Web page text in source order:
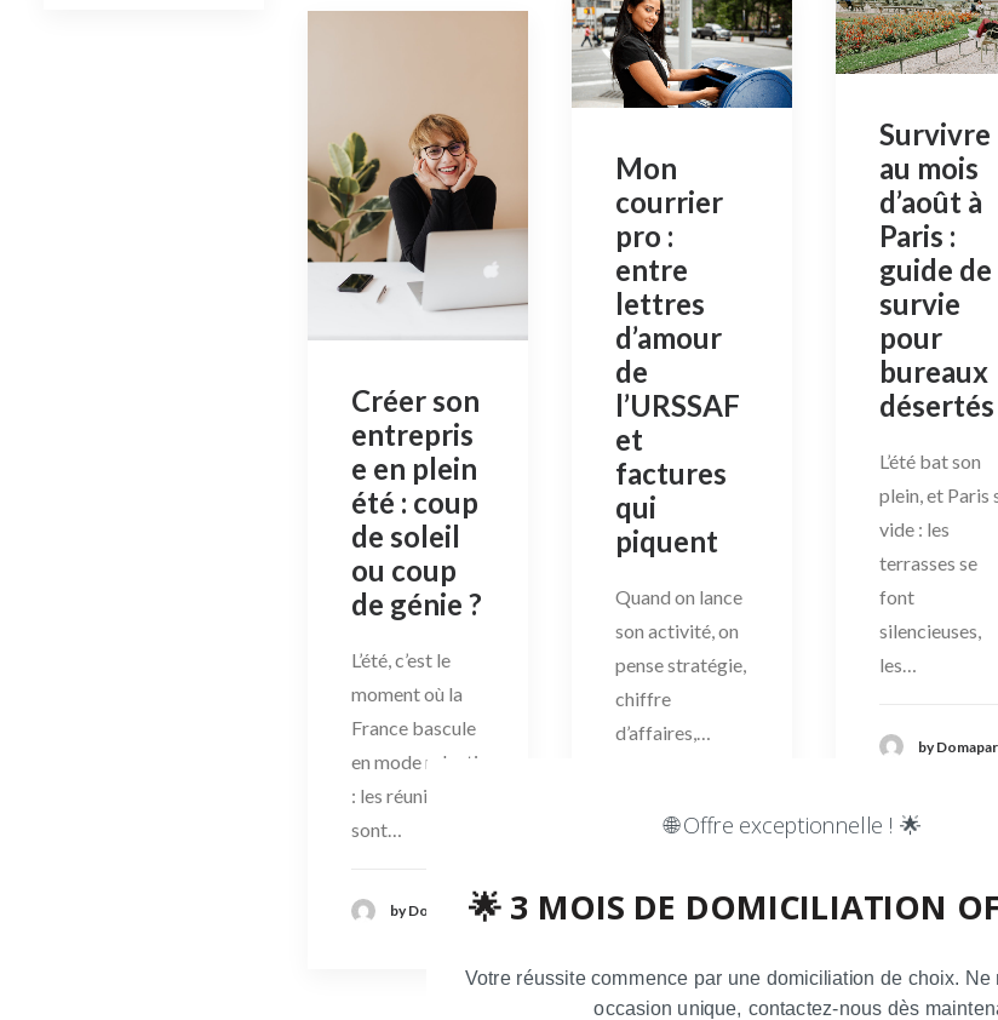
Survivre
au mois
d’août à
Paris :
guide de
survie
pour
bureaux
désertés
L’été bat son
plein, et Paris
vide : les
terrasses se
font
silencieuses,
les…
by
Mon
courrier
pro :
entre
lettres
d’amour
de
l’URSSAF
et
factures
qui
piquent
Quand on lance
son activité, on
pense stratégie,
chiffre
d’affaires,…
by Domaparis
Créer son
entrepris
e en plein
été : coup
de soleil
ou coup
de génie ?
L’été, c’est le
moment où la
France bascule
en mode ralenti
: les réunions
sont…
by Domaparis
Votre réussite commence par une domiciliation de choix. Ne
occasion unique, contactez-nous dès
🌟 3 MOIS DE DOMICILIATION
🌐 Offre exceptionnelle ! 🌟